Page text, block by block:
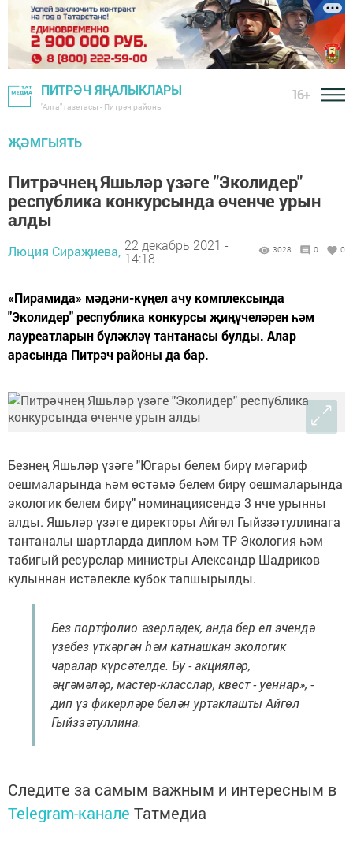
ПИТРӘЧ ЯҢАЛЫКЛАРЫ
"Алга" газетасы - Питрәч районы
16+
ҖӘМГЫЯТЬ
Питрәчнең Яшьләр үзәге "Эколидер"
республика конкурсында өченче урын
алды
Люция Сираҗиева, 22 декабрь 2021 -
14:18
3028 0 0
«Пирамида» мәдәни-күңел ачу комплексында
"Эколидер" республика конкурсы җиңүчеләрен һәм
лауреатларын бүләкләү тантанасы булды. Алар
арасында Питрәч районы да бар.
Безнең Яшьләр үзәге "Югары белем бирү мәгариф
оешмаларында һәм өстәмә белем бирү оешмаларында
экологик белем бирү" номинациясендә 3 нче урынны
алды. Яшьләр үзәге директоры Айгөл Гыйззәтуллинага
тантаналы шартларда диплом һәм ТР Экология һәм
табигый ресурслар министры Александр Шадриков
кулыннан истәлекле кубок тапшырылды.
Без портфолио әзерләдек, анда бер ел эчендә
үзебез үткәргән һәм катнашкан экологик
чаралар күрсәтелде. Бу - акцияләр,
әңгәмәләр, мастер-класслар, квест - уеннар», -
дип үз фикерләре белән уртаклашты Айгөл
Гыйззәтуллина.
Следите за самым важным и интересным в
Telegram-канале Татмедиа